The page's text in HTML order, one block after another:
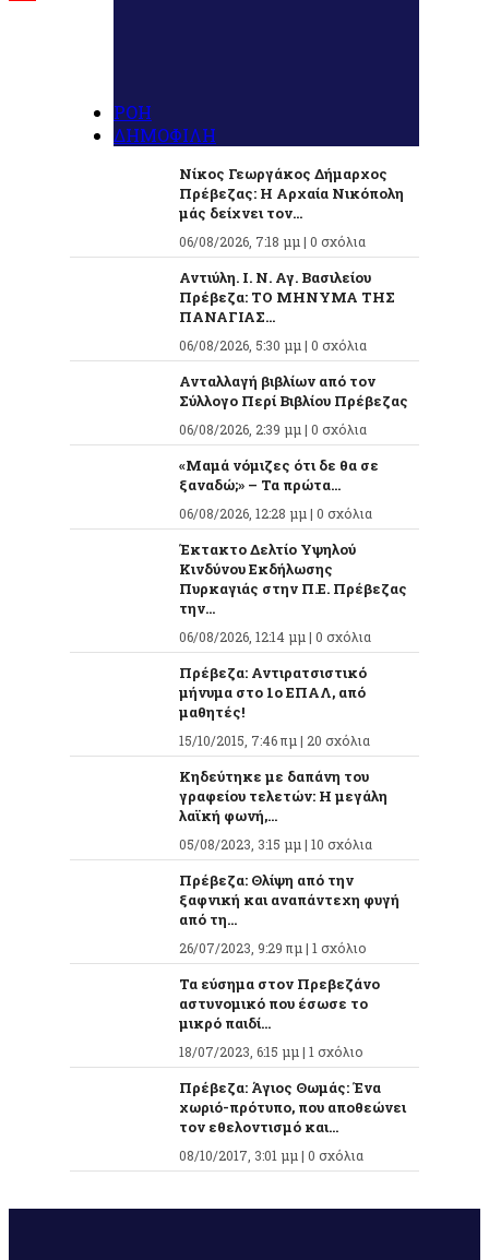
ΡΟΗ
ΔΗΜΟΦΙΛΗ
Νίκος Γεωργάκος Δήμαρχος
Πρέβεζας: Η Αρχαία Νικόπολη
μάς δείχνει τον...
06/08/2026, 7:18 μμ | 0 σχόλια
Αντιύλη. Ι. Ν. Αγ. Βασιλείου
Πρέβεζα: ΤΟ ΜΗΝΥΜΑ ΤΗΣ
ΠΑΝΑΓΙΑΣ...
06/08/2026, 5:30 μμ | 0 σχόλια
Ανταλλαγή βιβλίων από τον
Σύλλογο Περί Βιβλίου Πρέβεζας
06/08/2026, 2:39 μμ | 0 σχόλια
«Μαμά νόμιζες ότι δε θα σε
ξαναδώ;» – Τα πρώτα...
06/08/2026, 12:28 μμ | 0 σχόλια
Έκτακτο Δελτίο Υψηλού
Κινδύνου Εκδήλωσης
Πυρκαγιάς στην Π.Ε. Πρέβεζας
την...
06/08/2026, 12:14 μμ | 0 σχόλια
Πρέβεζα: Αντιρατσιστικό
μήνυμα στο 1ο ΕΠΑΛ, από
μαθητές!
15/10/2015, 7:46 πμ | 20 σχόλια
Κηδεύτηκε με δαπάνη του
γραφείου τελετών: Η μεγάλη
λαϊκή φωνή,...
05/08/2023, 3:15 μμ | 10 σχόλια
Πρέβεζα: Θλίψη από την
ξαφνική και αναπάντεχη φυγή
από τη...
26/07/2023, 9:29 πμ | 1 σχόλιο
Τα εύσημα στον Πρεβεζάνο
αστυνομικό που έσωσε το
μικρό παιδί...
18/07/2023, 6:15 μμ | 1 σχόλιο
Πρέβεζα: Άγιος Θωμάς: Ένα
χωριό-πρότυπο, που αποθεώνει
τον εθελοντισμό και...
08/10/2017, 3:01 μμ | 0 σχόλια